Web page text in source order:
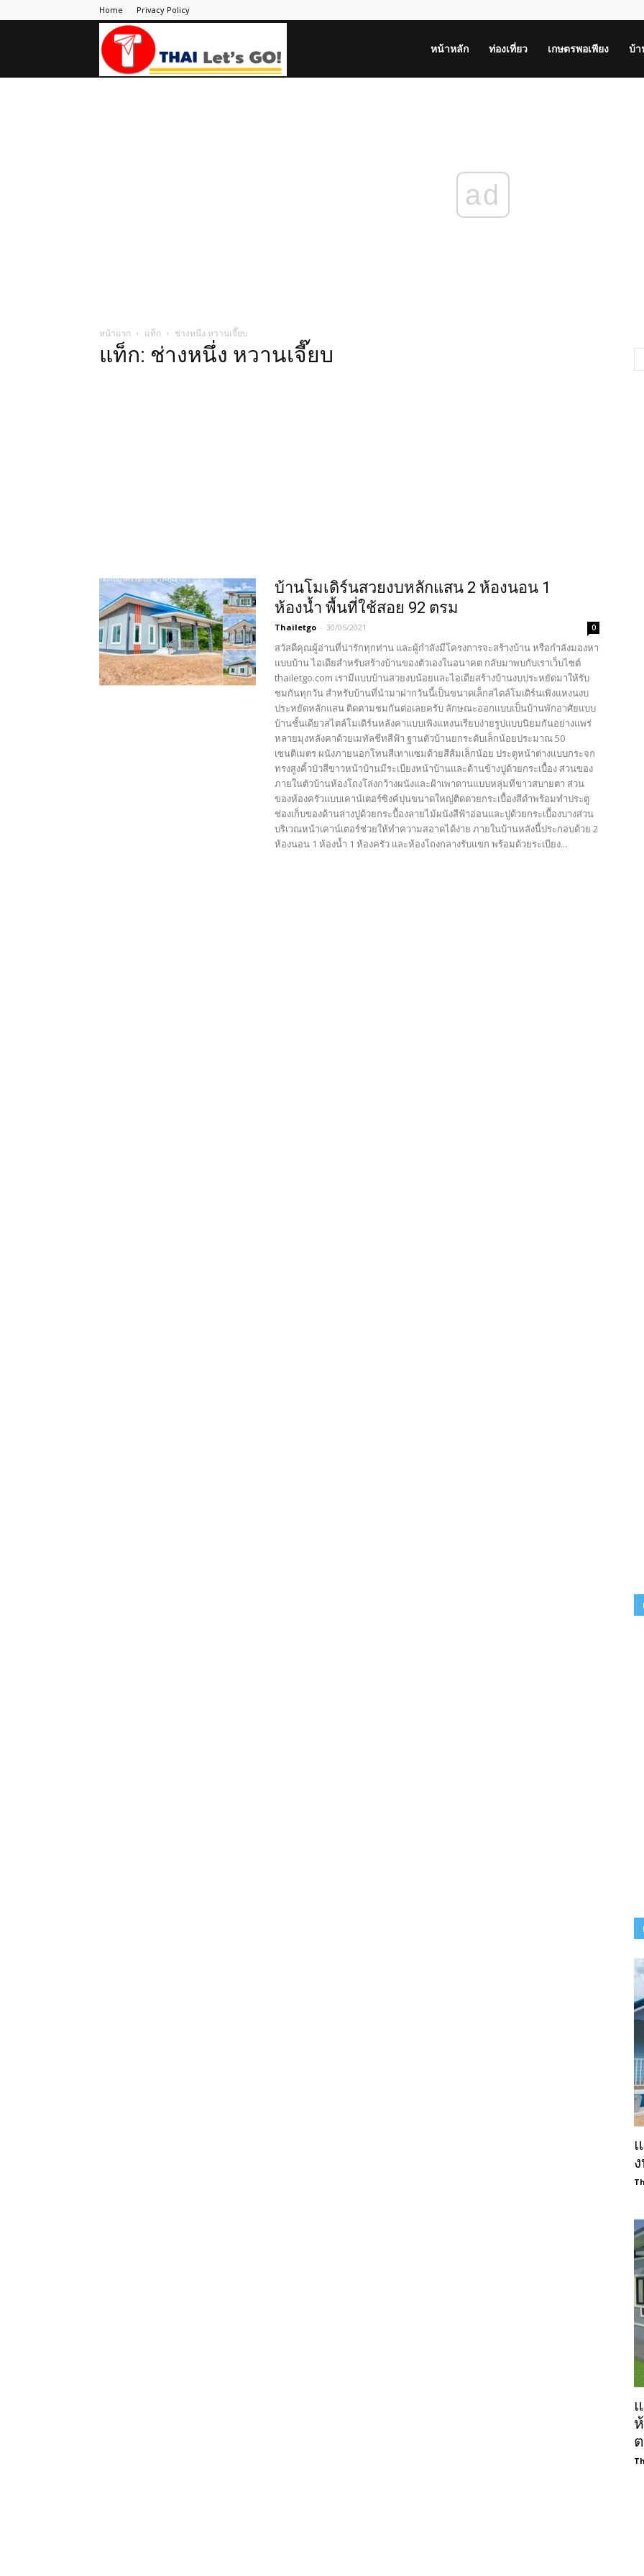
Home Privacy Policy
หน้าหลัก ท่องเที่ยว เกษตรพอเพียง บ้
ad
หน้าแรก แท็ก ช่างหนึ่ง หวานเจี๊ยบ
แท็ก: ช่างหนึ่ง หวานเจี๊ยบ
บ้านโมเดิร์นสวยงบหลักแสน 2 ห้องนอน 1
ห้องน้ำ พื้นที่ใช้สอย 92 ตรม
Thailetgo - 30/05/2021 0
สวัสดีคุณผู้อ่านที่น่ารักทุกท่าน และผู้กำลังมีโครงการจะสร้างบ้าน หรือกำลังมองหา
แบบบ้าน ไอเดียสำหรับสร้างบ้านของตัวเองในอนาคต กลับมาพบกับเราเว็บไซต์
thailetgo.com เรามีแบบบ้านสวยงบน้อยและไอเดียสร้างบ้านงบประหยัดมาให้รับ
ชมกันทุกวัน สำหรับบ้านที่นำมาฝากวันนี้เป็นขนาดเล็กสไตล์โมเดิร์นเพิงแหงนงบ
ประหยัดหลักแสน ติดตามชมกันต่อเลยครับ ลักษณะออกแบบเป็นบ้านพักอาศัยแบบ
บ้านชั้นเดียวสไตล์โมเดิร์นหลังคาแบบเพิงแหงนเรียบง่ายรูปแบบนิยมกันอย่างแพร่
หลายมุงหลังคาด้วยเมทัลชีทสีฟ้า ฐานตัวบ้านยกระดับเล็กน้อยประมาณ 50
เซนติเมตร ผนังภายนอกโทนสีเทาแซมด้วยสีส้มเล็กน้อย ประตูหน้าต่างแบบกระจก
ทรงสูงคิ้วบัวสีขาวหน้าบ้านมีระเบียงหน้าบ้านและด้านข้างปูด้วยกระเบื้อง ส่วนของ
ภายในตัวบ้านห้องโถงโล่งกว้างผนังและฝ้าเพาดานแบบหลุ่มทีขาวสบายตา ส่วน
ของห้องครัวแบบเคาน์เตอร์ซิงค์ปุนขนาดใหญ่ติดดวยกระเบื้องสีดำพร้อมทำประตู
ช่องเก็บของด้านล่างปูด้วยกระบื้องลายไม้ผนังสีฟ้าอ่อนและปูด้วยกระเบื้องบางส่วน
บริเวณหน้าเคาน์เตอร์ช่วยให้ทำความสอาดได้ง่าย ภายในบ้านหลังนี้ประกอบด้วย 2
ห้องนอน 1 ห้องน้ำ 1 ห้องครัว และห้องโถงกลางรับแขก พร้อมด้วยระเบียง...